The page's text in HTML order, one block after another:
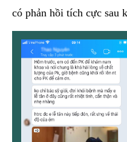
có phản hồi tích cực sau